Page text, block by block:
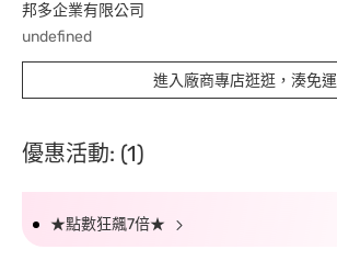
邦多企業有限公司
undefined
進入廠商專店逛逛，湊免運
優惠活動: (1)
★點數狂飆7倍★